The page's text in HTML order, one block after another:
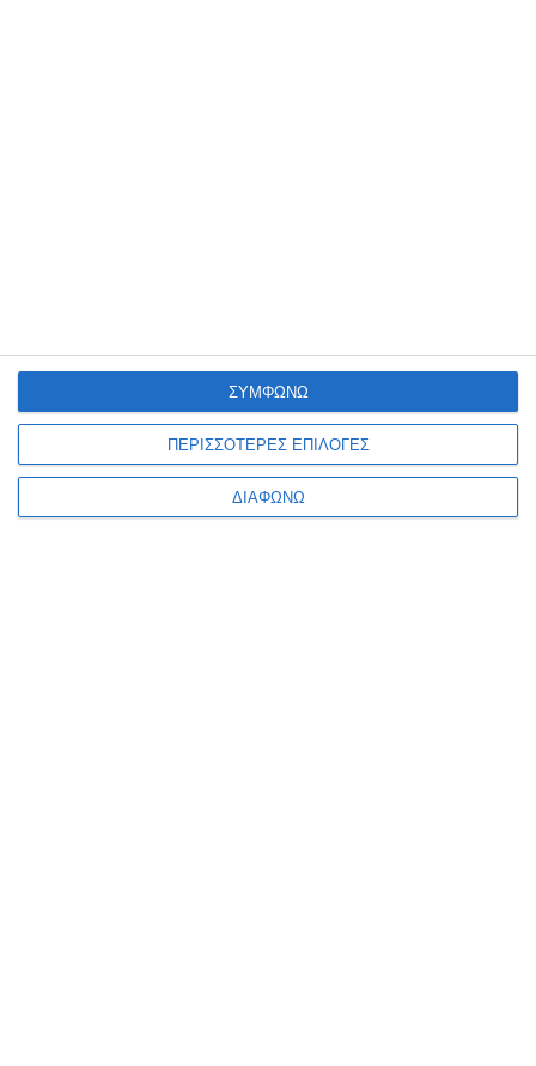
ΠΕΡΙΣΣΟΤΕΡΕΣ ΕΠΙΛΟΓΕΣ
ΔΙΑΦΩΝΩ
ΣΥΜΦΩΝΩ